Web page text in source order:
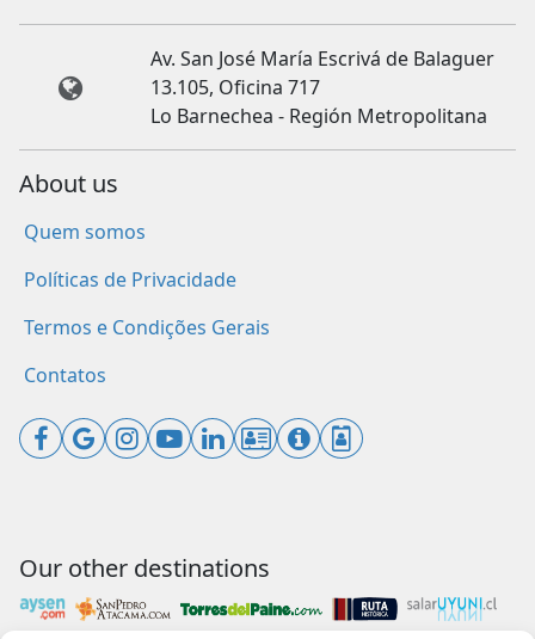
Av. San José María Escrivá de Balaguer
13.105, Oficina 717
Lo Barnechea - Región Metropolitana
About us
Quem somos
Políticas de Privacidade
Termos e Condições Gerais
Contatos
Our other destinations